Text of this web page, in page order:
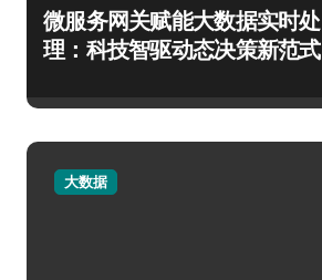
微服务网关赋能大数据实时处
理：科技智驱动态决策新范式
大数据